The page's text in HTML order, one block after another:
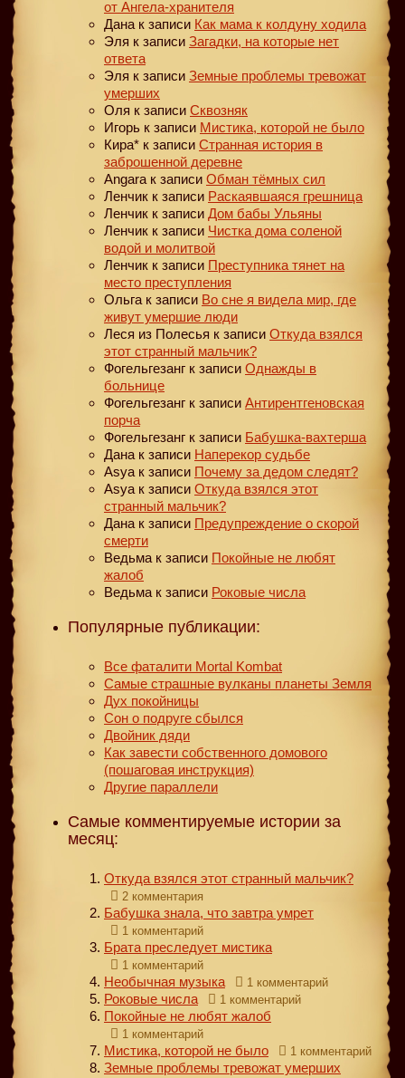
от Ангела-хранителя
Дана к записи Как мама к колдуну ходила
Эля к записи Загадки, на которые нет
ответа
Эля к записи Земные проблемы тревожат
умерших
Оля к записи Сквозняк
Игорь к записи Мистика, которой не было
Кира* к записи Странная история в
заброшенной деревне
Angara к записи Обман тёмных сил
Ленчик к записи Раскаявшаяся грешница
Ленчик к записи Дом бабы Ульяны
Ленчик к записи Чистка дома соленой
водой и молитвой
Ленчик к записи Преступника тянет на
место преступления
Ольга к записи Во сне я видела мир, где
живут умершие люди
Леся из Полесья к записи Откуда взялся
этот странный мальчик?
Фогельгезанг к записи Однажды в
больнице
Фогельгезанг к записи Антирентгеновская
порча
Фогельгезанг к записи Бабушка-вахтерша
Дана к записи Наперекор судьбе
Asya к записи Почему за дедом следят?
Asya к записи Откуда взялся этот
странный мальчик?
Дана к записи Предупреждение о скорой
смерти
Ведьма к записи Покойные не любят
жалоб
Ведьма к записи Роковые числа
Популярные публикации:
Все фаталити Mortal Kombat
Самые страшные вулканы планеты Земля
Дух покойницы
Сон о подруге сбылся
Двойник дяди
Как завести собственного домового
(пошаговая инструкция)
Другие параллели
Самые комментируемые истории за
месяц:
Откуда взялся этот странный мальчик?
2 комментария
Бабушка знала, что завтра умрет
1 комментарий
Брата преследует мистика
1 комментарий
Необычная музыка 1 комментарий
Роковые числа 1 комментарий
Покойные не любят жалоб
1 комментарий
Мистика, которой не было 1 комментарий
Земные проблемы тревожат умерших